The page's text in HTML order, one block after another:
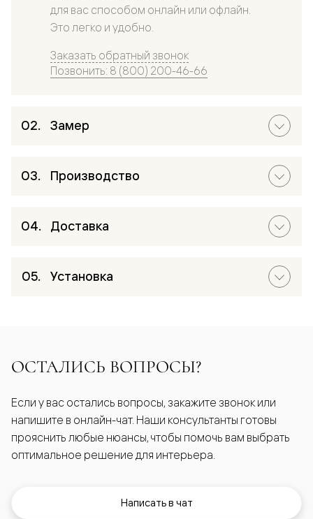
для вас способом онлайн или офлайн.
Это легко и удобно.
Заказать обратный звонок
Позвонить: 8 (800) 200-46-66
Замер
Производство
Доставка
Установка
ОСТАЛИСЬ ВОПРОСЫ?
Если у вас остались вопросы, закажите звонок или
напишите в онлайн-чат. Наши консультанты готовы
прояснить любые нюансы, чтобы помочь вам выбрать
оптимальное решение для интерьера.
Написать в чат